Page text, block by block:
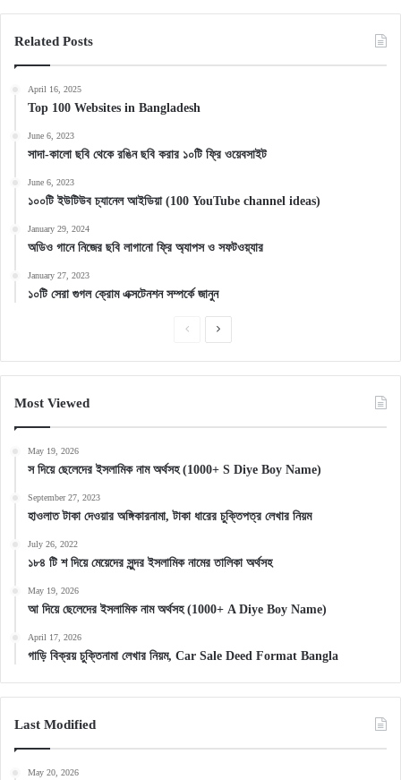
Related Posts
April 16, 2025
Top 100 Websites in Bangladesh
June 6, 2023
সাদা-কালো ছবি থেকে রঙিন ছবি করার ১০টি ফ্রি ওয়েবসাইট
June 6, 2023
১০০টি ইউটিউব চ্যানেল আইডিয়া (100 YouTube channel ideas)
January 29, 2024
অডিও গানে নিজের ছবি লাগানো ফ্রি অ্যাপস ও সফটওয়্যার
January 27, 2023
১০টি সেরা গুগল ক্রোম এক্সটেনশন সম্পর্কে জানুন
PreviousNext
Most Viewed
May 19, 2026
স দিয়ে ছেলেদের ইসলামিক নাম অর্থসহ (1000+ S Diye Boy Name)
September 27, 2023
হাওলাত টাকা দেওয়ার অঙ্গিকারনামা, টাকা ধারের চুক্তিপত্র লেখার নিয়ম
July 26, 2022
১৮৪ টি শ দিয়ে মেয়েদের সুন্দর ইসলামিক নামের তালিকা অর্থসহ
May 19, 2026
আ দিয়ে ছেলেদের ইসলামিক নাম অর্থসহ (1000+ A Diye Boy Name)
April 17, 2026
গাড়ি বিক্রয় চুক্তিনামা লেখার নিয়ম, Car Sale Deed Format Bangla
Last Modified
May 20, 2026